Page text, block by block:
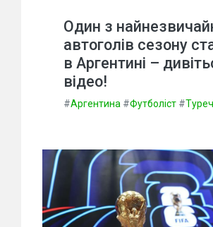
Один з
автоголів сезону
в Аргентині –
відео!
#Аргентина #Футболіст #